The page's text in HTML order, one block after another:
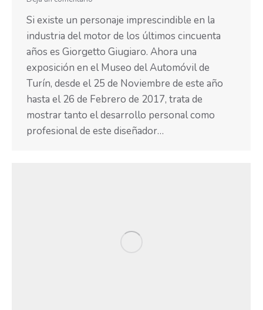
Si existe un personaje imprescindible en la
industria del motor de los últimos cincuenta
años es Giorgetto Giugiaro. Ahora una
exposición en el Museo del Automóvil de
Turín, desde el 25 de Noviembre de este año
hasta el 26 de Febrero de 2017, trata de
mostrar tanto el desarrollo personal como
profesional de este diseñador…